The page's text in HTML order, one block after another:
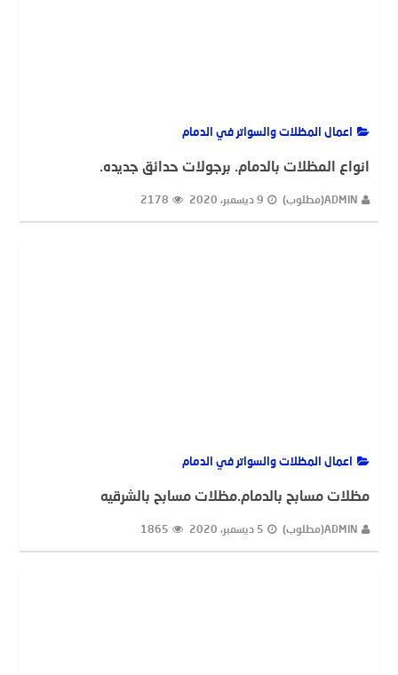
اعمال المظلات والسواتر في الدمام
انواع المظلات بالدمام. برجولات حدائق جديده.
ADMIN(مطلوب) 9 ديسمبر، 2020 2178
اعمال المظلات والسواتر في الدمام
مظلات مسابح بالدمام.مظلات مسابح بالشرقيه
ADMIN(مطلوب) 5 ديسمبر، 2020 1865